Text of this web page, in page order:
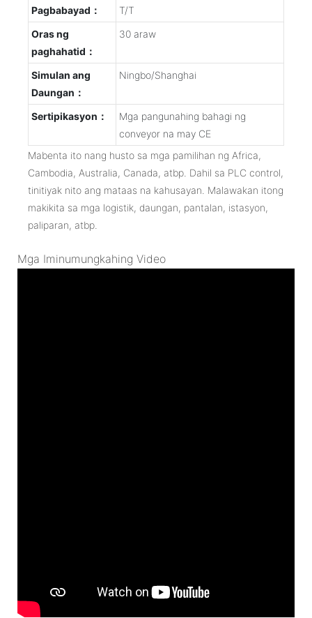
Pagbabayad：
T/T
Oras ng
paghahatid：
30 araw
Simulan ang
Daungan：
Ningbo/Shanghai
Sertipikasyon：
Mga pangunahing bahagi ng
conveyor na may CE
Mabenta ito nang husto sa mga pamilihan ng Africa,
Cambodia, Australia, Canada, atbp. Dahil sa PLC control,
tinitiyak nito ang mataas na kahusayan. Malawakan itong
makikita sa mga logistik, daungan, pantalan, istasyon,
paliparan, atbp.
Mga Iminumungkahing Video